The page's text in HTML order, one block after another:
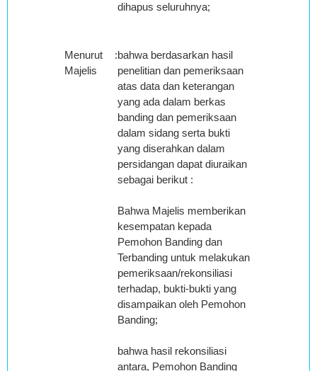
dihapus seluruhnya;
Menurut
Majelis
:bahwa berdasarkan hasil
penelitian dan pemeriksaan
atas data dan keterangan
yang ada dalam berkas
banding dan pemeriksaan
dalam sidang serta bukti
yang diserahkan dalam
persidangan dapat diuraikan
sebagai berikut :
Bahwa Majelis memberikan
kesempatan kepada
Pemohon Banding dan
Terbanding untuk melakukan
pemeriksaan/rekonsiliasi
terhadap, bukti-bukti yang
disampaikan oleh Pemohon
Banding;
bahwa hasil rekonsiliasi
antara, Pemohon Banding